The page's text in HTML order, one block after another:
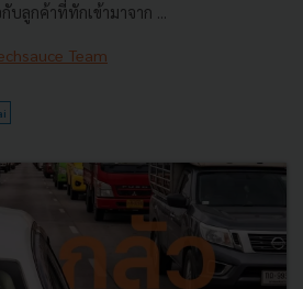
บลูกค้าที่ทักเข้ามาจาก ...
Team